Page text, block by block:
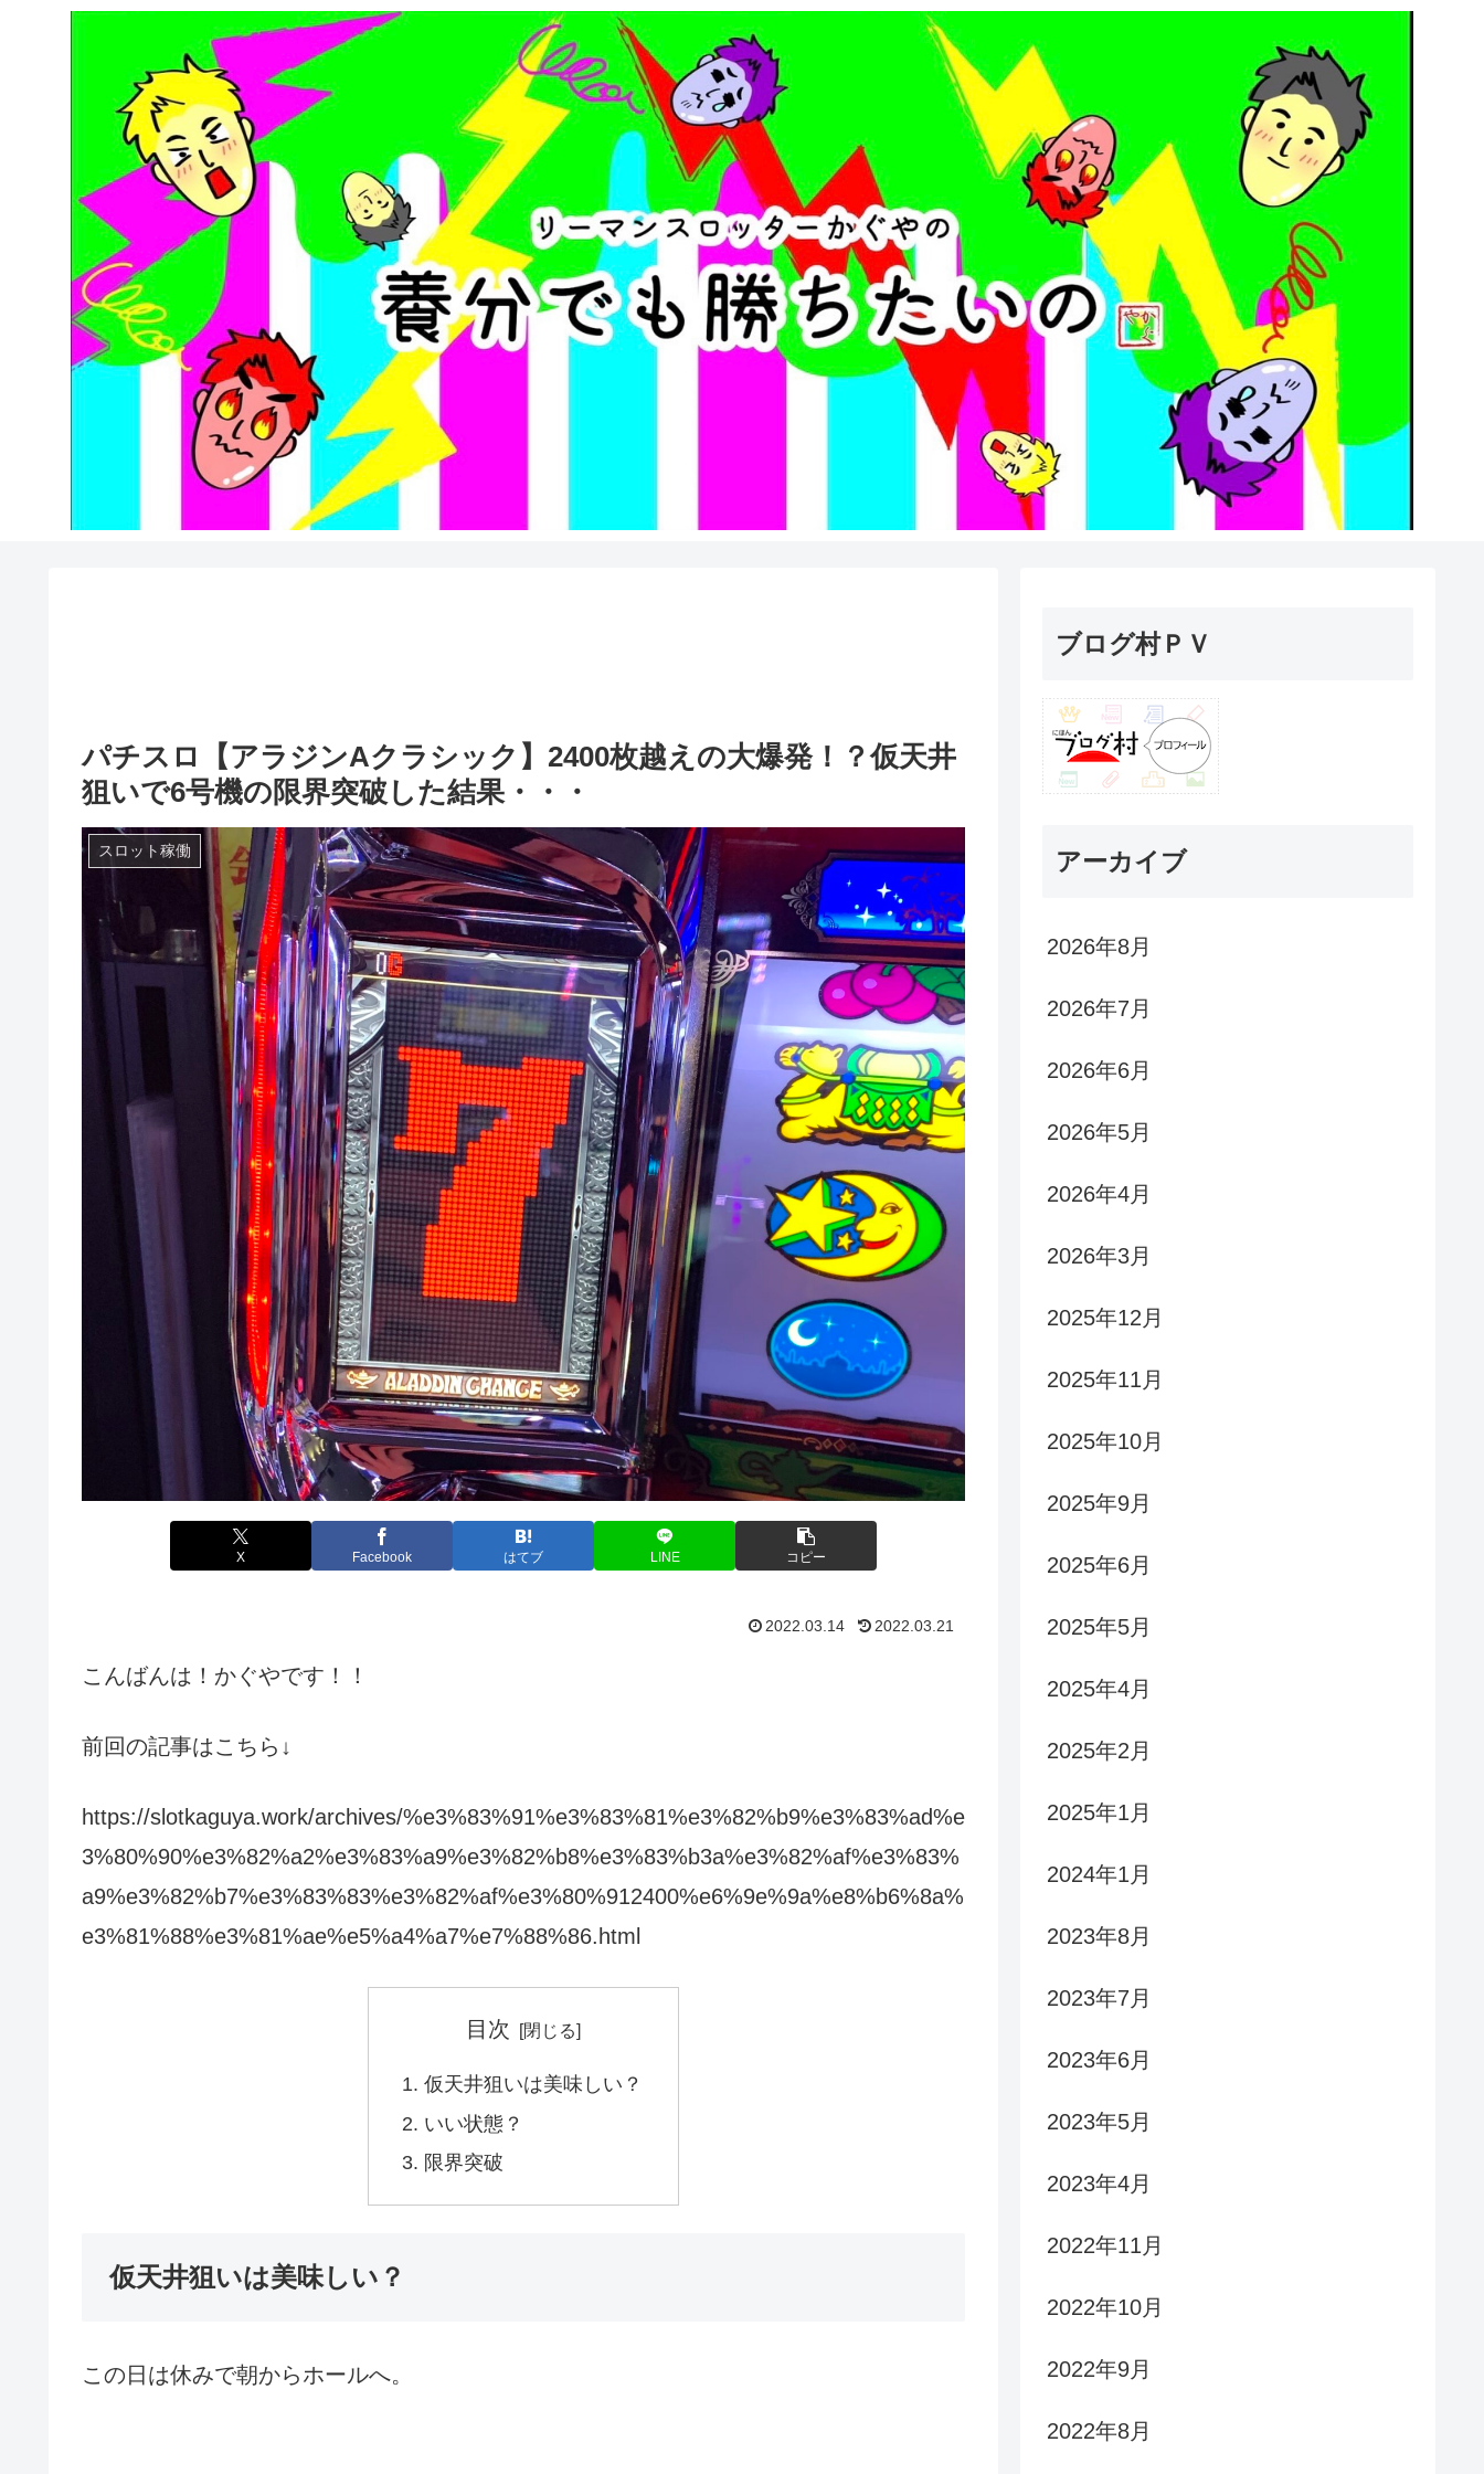
パチスロ【アラジンAクラシック】2400枚越えの大爆発！？仮天井
狙いで6号機の限界突破した結果・・・
スロット稼働
X Facebook はてブ LINE コピー
2022.03.14 2022.03.21
こんばんは！かぐやです！！
前回の記事はこちら↓
https://slotkaguya.work/archives/%e3%83%91%e3%83%81%e3%82%b9%e3%83%ad%e
3%80%90%e3%82%a2%e3%83%a9%e3%82%b8%e3%83%b3a%e3%82%af%e3%83%
a9%e3%82%b7%e3%83%83%e3%82%af%e3%80%912400%e6%9e%9a%e8%b6%8a%
e3%81%88%e3%81%ae%e5%a4%a7%e7%88%86.html
目次
仮天井狙いは美味しい？
いい状態？
限界突破
仮天井狙いは美味しい？
この日は休みで朝からホールへ。
ブログ村ＰＶ
アーカイブ
2026年8月
2026年7月
2026年6月
2026年5月
2026年4月
2026年3月
2025年12月
2025年11月
2025年10月
2025年9月
2025年6月
2025年5月
2025年4月
2025年2月
2025年1月
2024年1月
2023年8月
2023年7月
2023年6月
2023年5月
2023年4月
2022年11月
2022年10月
2022年9月
2022年8月